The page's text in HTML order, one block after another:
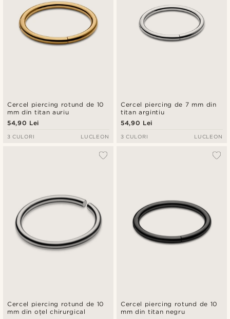
Cercel piercing rotund de 10
mm din titan auriu
54,90 Lei
3 CULORI LUCLEON
Cercel piercing de 7 mm din
titan argintiu
54,90 Lei
3 CULORI LUCLEON
Cercel piercing rotund de 10
mm din oțel chirurgical
Cercel piercing rotund de 10
mm din titan negru